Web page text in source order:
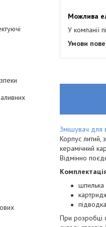
У компанії
Змішувач для
Корпус литий, з
керамічний
Відмінно
шпилька
При розробці